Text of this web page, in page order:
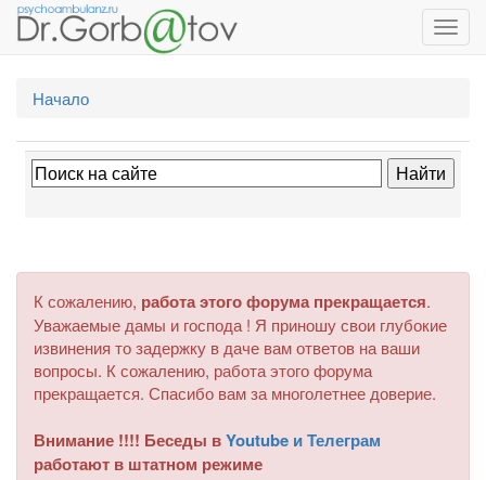
Начало
К сожалению, работа этого форума прекращается.
Уважаемые дамы и господа ! Я приношу свои глубокие
извинения то задержку в даче вам ответов на ваши
вопросы. К сожалению, работа этого форума
прекращается. Спасибо вам за многолетнее доверие.
Внимание !!!! Беседы вYoutube и Телеграм
работают в штатном режиме